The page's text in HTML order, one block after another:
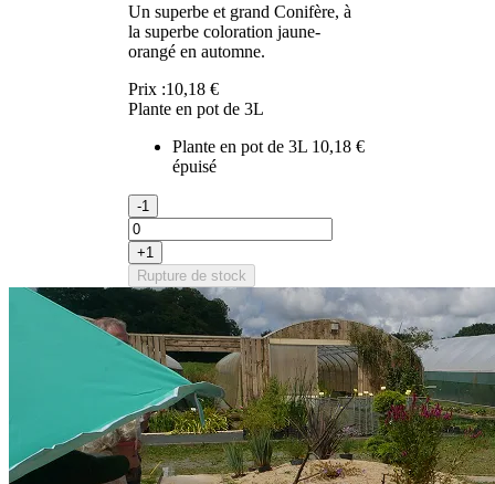
Un superbe et grand Conifère, à
la superbe coloration jaune-
orangé en automne.
Prix :10,18 €
Plante en pot de 3L
Plante en pot de 3L 10,18 €
épuisé
-1
+1
Rupture de stock